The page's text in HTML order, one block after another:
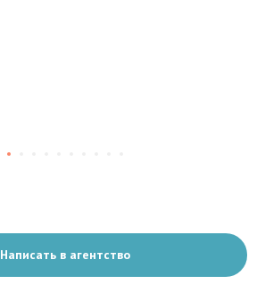
Написать в агентство